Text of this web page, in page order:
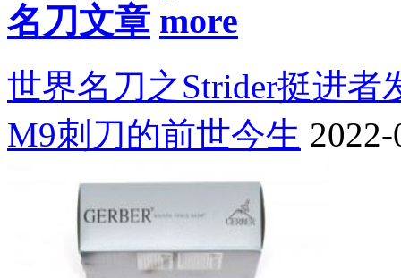
名刀文章
世界名刀之Strider挺进者
M9刺刀的前世今生